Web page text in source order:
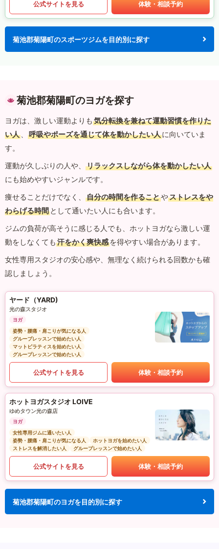
公式サイトを見る 体験・相談予約
菊池郡菊陽町のスポーツジムを目的別に探す
菊池郡菊陽町のヨガを探す
ヨガは、激しい運動よりも 気分転換を兼ねて運動習慣を作りた
い人 、 呼吸やポーズを通じて体を動かしたい人に向いていま
す。
運動が久しぶりの人や、
リラックスしながら体を動かしたい人
にも始めやすいジャンルです。
痩せることだけでなく、
自分の時間を作ることやストレスをや
わらげる時間 として通いたい人にも合います。
ジムの負荷が高そうに感じる人でも、ホットヨガなら激しい運
動をしなくても 汗をかく爽快感 を得やすい場合があります。
女性専用スタジオの安心感や、無理なく続けられる回数かも確
認しましょう。
ヤード（YARD)
光の森スタジオ
ヨガ
姿勢・腰痛・肩こりが気になる人
グループレッスンで始めたい人
マットピラティスを始めたい人
グループレッスンで始めたい人
公式サイトを見る 体験・相談予約
ホットヨガスタジオ LOIVE
ゆめタウン光の森店
ヨガ
女性専用ジムに通いたい人
姿勢・腰痛・肩こりが気になる人
ホットヨガを始めたい人
ストレスを解消したい人
グループレッスンで始めたい人
公式サイトを見る 体験・相談予約
菊池郡菊陽町のヨガを目的別に探す